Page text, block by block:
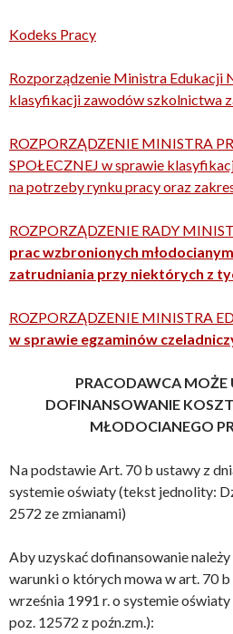
Kodeks Pracy
Rozporządzenie Ministra Edukacji
klasyfikacji zawodów szkolnictwa
ROZPORZĄDZENIE MINISTRA
SPOŁECZNEJ w sprawie
na potrzeby rynku pracy oraz
ROZPORZĄDZENIE RADY
prac wzbronionych
zatrudniania przy niektórych z
ROZPORZĄDZENIE MINISTRA
w sprawie egzaminów
PRACODAWCA MOŻE
DOFINANSOWANIE
MŁODOCIANEGO
Na podstawie Art. 70 b ustawy z
systemie oświaty (tekst jednolity:
2572 ze zmianami)
Aby uzyskać dofinansowanie należy
warunki o których mowa w art. 70 b
września 1991 r. o systemie
poz. 12572 z poźn.zm.):